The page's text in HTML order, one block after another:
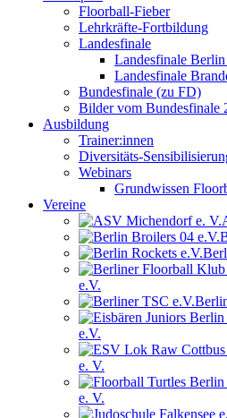
Floorball-Fieber
Lehrkräfte-Fortbildung
Landesfinale
Landesfinale
Landesfinale
Bundesfinale (zu FD)
Bilder vom Bundesfinale
Ausbildung
Trainer:innen
Diversitäts-
Webinars
Grundwissen
Vereine
e.V.
e.V.
e. V.
e. V.